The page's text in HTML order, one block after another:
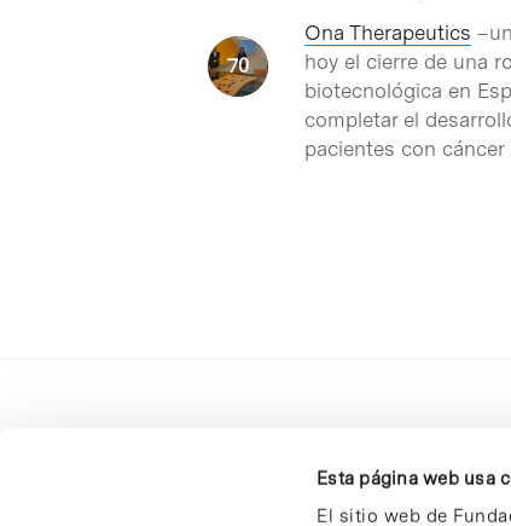
Esta página web usa
El sitio web de
Ona Therapeutics
hoy el cierre de una
biotecnológica en
completar el
pacientes con